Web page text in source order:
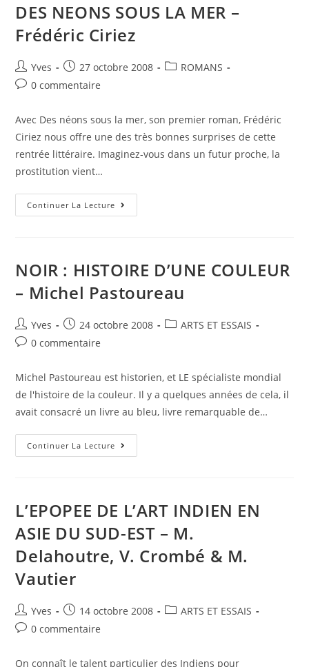
DES NEONS SOUS LA MER –
Frédéric Ciriez
Yves 27 octobre 2008
ROMANS
0 commentaire
Avec Des néons sous la mer, son premier roman, Frédéric
Ciriez nous offre une des très bonnes surprises de cette
rentrée littéraire. Imaginez-vous dans un futur proche, la
prostitution vient…
Continuer La Lecture
NOIR : HISTOIRE D’UNE COULEUR
– Michel Pastoureau
Yves 24 octobre 2008
ARTS ET ESSAIS
0 commentaire
Michel Pastoureau est historien, et LE spécialiste mondial
de l'histoire de la couleur. Il y a quelques années de cela, il
avait consacré un livre au bleu, livre remarquable de…
Continuer La Lecture
L’EPOPEE DE L’ART INDIEN EN
ASIE DU SUD-EST – M.
Delahoutre, V. Crombé & M.
Vautier
Yves 14 octobre 2008
ARTS ET ESSAIS
0 commentaire
On connaît le talent particulier des Indiens pour